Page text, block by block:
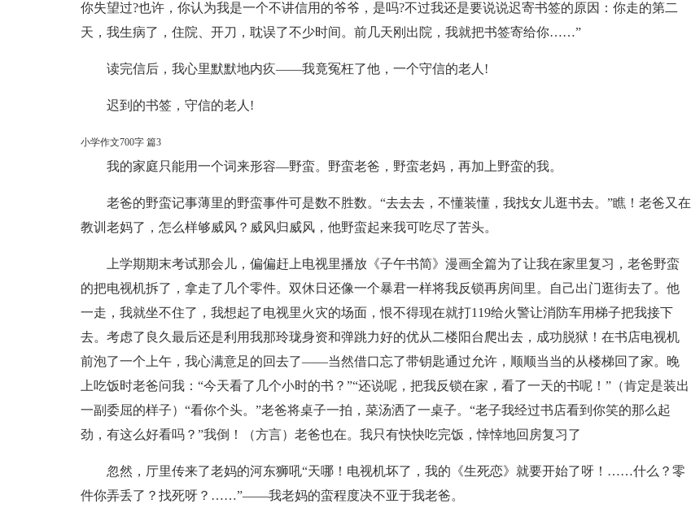
你失望过?也许，你认为我是一个不讲信用的爷爷，是吗?不过我还是要说说迟寄书签的原因：你走的第二
天，我生病了，住院、开刀，耽误了不少时间。前几天刚出院，我就把书签寄给你……”
读完信后，我心里默默地内疚——我竟冤枉了他，一个守信的老人!
迟到的书签，守信的老人!
小学作文700字 篇3
我的家庭只能用一个词来形容—野蛮。野蛮老爸，野蛮老妈，再加上野蛮的我。
老爸的野蛮记事薄里的野蛮事件可是数不胜数。“去去去，不懂装懂，我找女儿逛书去。”瞧！老爸又在
教训老妈了，怎么样够威风？威风归威风，他野蛮起来我可吃尽了苦头。
上学期期末考试那会儿，偏偏赶上电视里播放《子午书简》漫画全篇为了让我在家里复习，老爸野蛮
的把电视机拆了，拿走了几个零件。双休日还像一个暴君一样将我反锁再房间里。自己出门逛街去了。他
一走，我就坐不住了，我想起了电视里火灾的场面，恨不得现在就打119给火警让消防车用梯子把我接下
去。考虑了良久最后还是利用我那玲珑身资和弹跳力好的优从二楼阳台爬出去，成功脱狱！在书店电视机
前泡了一个上午，我心满意足的回去了——当然借口忘了带钥匙通过允许，顺顺当当的从楼梯回了家。晚
上吃饭时老爸问我：“今天看了几个小时的书？”“还说呢，把我反锁在家，看了一天的书呢！”（肯定是装出
一副委屈的样子）“看你个头。”老爸将桌子一拍，菜汤洒了一桌子。“老子我经过书店看到你笑的那么起
劲，有这么好看吗？”我倒！（方言）老爸也在。我只有快快吃完饭，悻悻地回房复习了
忽然，厅里传来了老妈的河东狮吼“天哪！电视机坏了，我的《生死恋》就要开始了呀！……什么？零
件你弄丢了？找死呀？……”——我老妈的蛮程度决不亚于我老爸。